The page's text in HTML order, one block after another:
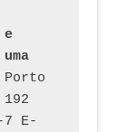
7 E-